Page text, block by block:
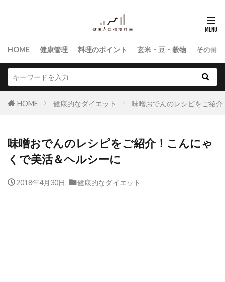
HOME 健康管理 料理のポイント 玄米・豆・穀物 その他
HOME 健康的なダイエット 味噌おでんのレシピをご紹
味噌おでんのレシピをご紹介！こんにゃ
くで美活＆ヘルシーに
2018年4月30日 健康的なダイエット